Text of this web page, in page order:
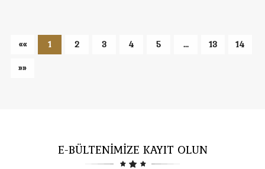
«« 1 2 3 4 5 ... 13
14
»»
E-BÜLTENİMİZE KAYIT OLUN